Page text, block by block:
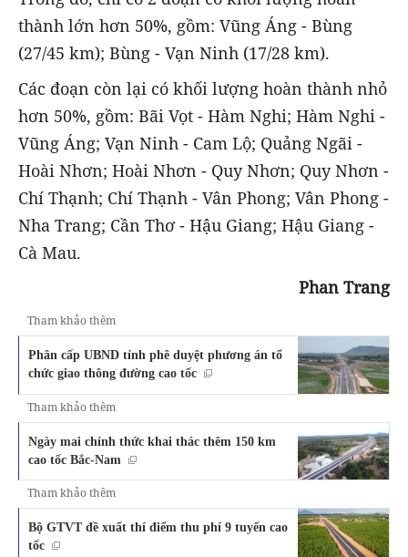
thành lớn hơn 50%, gồm: Vũng Áng - Bùng
(27/45 km); Bùng - Vạn Ninh (17/28 km).
Các đoạn còn lại có khối lượng hoàn thành nhỏ
hơn 50%, gồm: Bãi Vọt - Hàm Nghi; Hàm Nghi -
Vũng Áng; Vạn Ninh - Cam Lộ; Quảng Ngãi -
Hoài Nhơn; Hoài Nhơn - Quy Nhơn; Quy Nhơn -
Chí Thạnh; Chí Thạnh - Vân Phong; Vân Phong -
Nha Trang; Cần Thơ - Hậu Giang; Hậu Giang -
Cà Mau.
Phan Trang
Tham khảo thêm
Phân cấp UBND tỉnh phê duyệt phương án tổ
chức giao thông đường cao tốc
Tham khảo thêm
Ngày mai chính thức khai thác thêm 150 km
cao tốc Bắc-Nam
Tham khảo thêm
Bộ GTVT đề xuất thí điểm thu phí 9 tuyến cao
tốc